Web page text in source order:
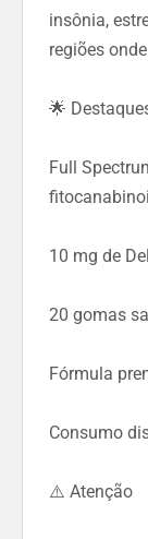
insônia,
regiões
🌟
Full
10 mg de
20 gomas
Fórmula
Consumo
⚠️ Atenção